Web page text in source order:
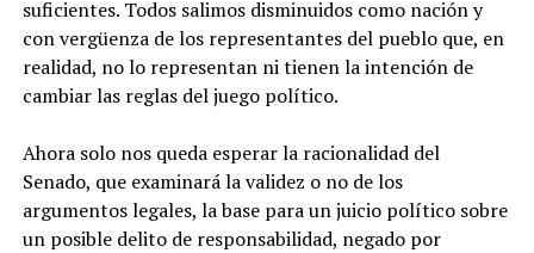
suficientes. Todos salimos disminuidos como nación y
con vergüenza de los representantes del pueblo que, en
realidad, no lo representan ni tienen la intención de
cambiar las reglas del juego político.
Ahora solo nos queda esperar la racionalidad del
Senado, que examinará la validez o no de los
argumentos legales, la base para un juicio político sobre
un posible delito de responsabilidad, negado por